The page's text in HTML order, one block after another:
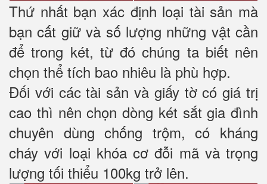
Thứ nhất bạn xác định loại tài sản mà
bạn cất giữ và số lượng những vật cần
để trong két, từ đó chúng ta biết nên
chọn thể tích bao nhiêu là phù hợp.
Đối với các tài sản và giấy tờ có giá trị
cao thì nên chọn dòng két sắt gia đình
chuyên dùng chống trộm, có kháng
cháy với loại khóa cơ đỗi mã và trọng
lượng tối thiểu 100kg trở lên.